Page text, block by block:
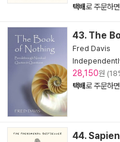
택배로 주문하면
43. The
Fred Davis
28,150원
택배로 주문하면
44.